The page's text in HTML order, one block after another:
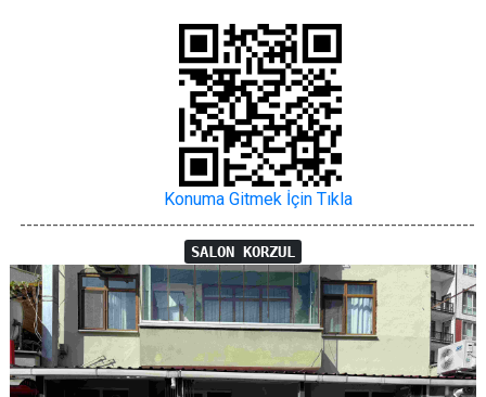
Konuma Gitmek İçin Tıkla
----------------------------------------------------------------------
SALON KORZUL